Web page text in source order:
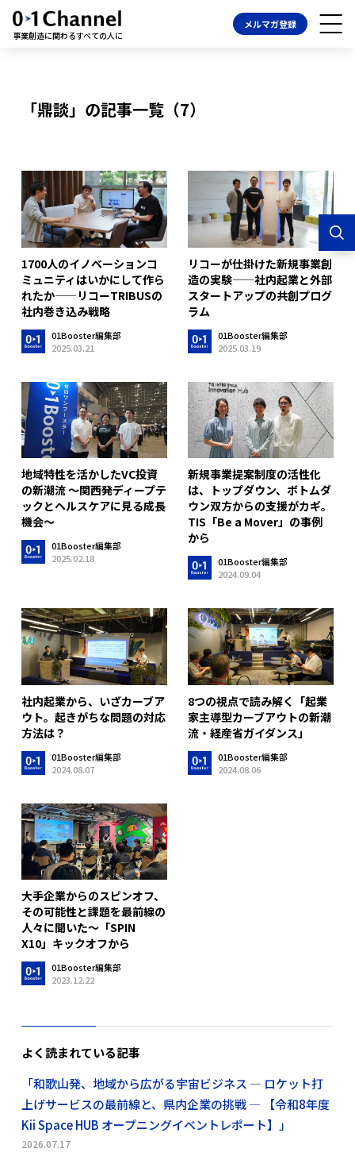
事業創造に関わるすべての人に
メルマガ登録
「鼎談」の記事一覧（7）
1700人のイノベーションコ
ミュニティはいかにして作ら
れたか——リコーTRIBUSの
社内巻き込み戦略
01Booster編集部
2025.03.21
リコーが仕掛けた新規事業創
造の実験——社内起業と外部
スタートアップの共創プログ
ラム
01Booster編集部
2025.03.19
地域特性を活かしたVC投資
の新潮流 〜関西発ディープテ
ックとヘルスケアに見る成長
機会〜
01Booster編集部
2025.02.18
新規事業提案制度の活性化
は、トップダウン、ボトムダ
ウン双方からの支援がカギ。
TIS「Be a Mover」の事例
から
01Booster編集部
2024.09.04
社内起業から、いざカーブア
ウト。起きがちな問題の対応
方法は？
01Booster編集部
2024.08.07
8つの視点で読み解く「起業
家主導型カーブアウトの新潮
流・経産省ガイダンス」
01Booster編集部
2024.08.06
大手企業からのスピンオフ、
その可能性と課題を最前線の
人々に聞いた〜「SPIN
X10」キックオフから
01Booster編集部
2023.12.22
よく読まれている記事
「和歌山発、地域から広がる宇宙ビジネス ― ロケット打
上げサービスの最前線と、県内企業の挑戦 ― 【令和8年度
Kii Space HUB オープニングイベントレポート】」
2026.07.17